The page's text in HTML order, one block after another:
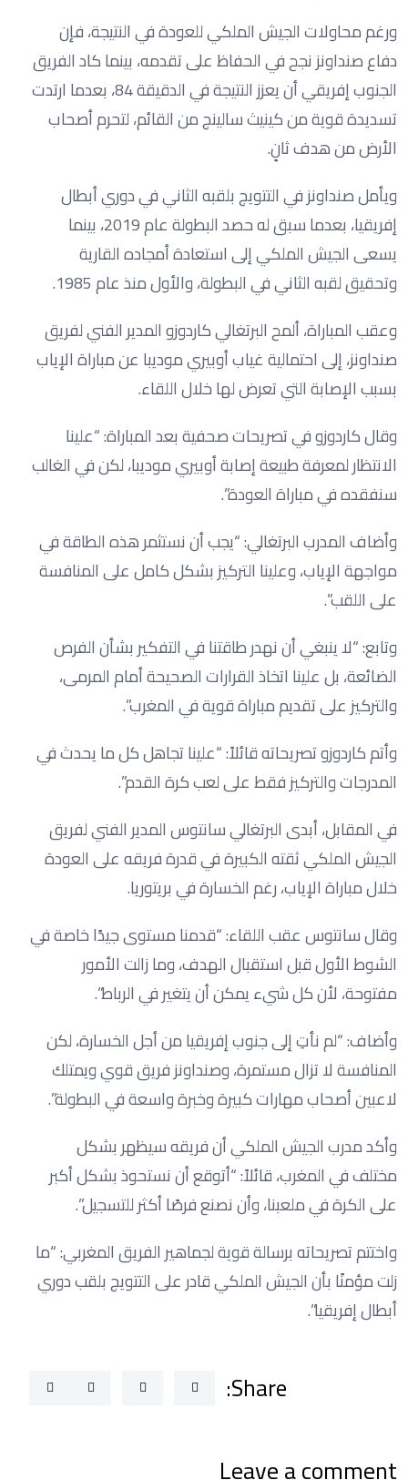
ورغم محاولات الجيش الملكي للعودة في النتيجة، فإن
دفاع صنداونز نجح في الحفاظ على تقدمه، بينما كاد الفريق
الجنوب إفريقي أن يعزز النتيجة في الدقيقة 84، بعدما ارتدت
تسديدة قوية من كينيث سالينج من القائم، لتحرم أصحاب
الأرض من هدف ثانٍ.
ويأمل صنداونز في التتويج بلقبه الثاني في دوري أبطال
إفريقيا، بعدما سبق له حصد البطولة عام 2019، بينما
يسعى الجيش الملكي إلى استعادة أمجاده القارية
وتحقيق لقبه الثاني في البطولة، والأول منذ عام 1985.
وعقب المباراة، ألمح البرتغالي كاردوزو المدير الفني لفريق
صنداونز، إلى احتمالية غياب أوبيري موديبا عن مباراة الإياب
بسبب الإصابة التي تعرض لها خلال اللقاء.
وقال كاردوزو في تصريحات صحفية بعد المباراة: “علينا
الانتظار لمعرفة طبيعة إصابة أوبيري موديبا، لكن في الغالب
سنفقده في مباراة العودة”.
وأضاف المدرب البرتغالي: “يجب أن نستثمر هذه الطاقة في
مواجهة الإياب، وعلينا التركيز بشكل كامل على المنافسة
على اللقب”.
وتابع: “لا ينبغي أن نهدر طاقتنا في التفكير بشأن الفرص
الضائعة، بل علينا اتخاذ القرارات الصحيحة أمام المرمى،
والتركيز على تقديم مباراة قوية في المغرب”.
وأتم كاردوزو تصريحاته قائلاً: “علينا تجاهل كل ما يحدث في
المدرجات والتركيز فقط على لعب كرة القدم”.
في المقابل، أبدى البرتغالي سانتوس المدير الفني لفريق
الجيش الملكي ثقته الكبيرة في قدرة فريقه على العودة
خلال مباراة الإياب، رغم الخسارة في بريتوريا.
وقال سانتوس عقب اللقاء: “قدمنا مستوى جيدًا خاصة في
الشوط الأول قبل استقبال الهدف، وما زالت الأمور
مفتوحة، لأن كل شيء يمكن أن يتغير في الرباط”.
وأضاف: “لم نأتِ إلى جنوب إفريقيا من أجل الخسارة، لكن
المنافسة لا تزال مستمرة، وصنداونز فريق قوي ويمتلك
لاعبين أصحاب مهارات كبيرة وخبرة واسعة في البطولة”.
وأكد مدرب الجيش الملكي أن فريقه سيظهر بشكل
مختلف في المغرب، قائلاً: “أتوقع أن نستحوذ بشكل أكبر
على الكرة في ملعبنا، وأن نصنع فرصًا أكثر للتسجيل”.
واختتم تصريحاته برسالة قوية لجماهير الفريق المغربي: “ما
زلت مؤمنًا بأن الجيش الملكي قادر على التتويج بلقب دوري
أبطال إفريقيا”.
Share:
Leave a comment